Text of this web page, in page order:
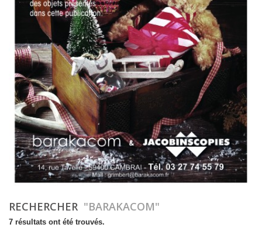
RECHERCHER "BARAKACOM"
7 résultats ont été trouvés.